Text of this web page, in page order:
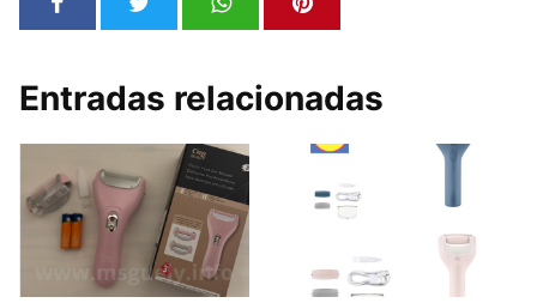
Entradas relacionadas